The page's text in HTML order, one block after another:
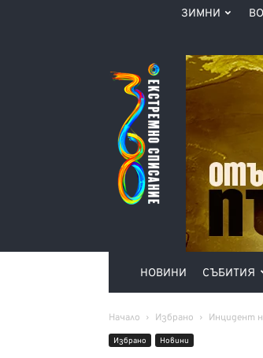
ЗИМНИ
Списание
360°
НОВИНИ СЪБИТИЯ
Начало Избрано Инцидент
Избрано Новини